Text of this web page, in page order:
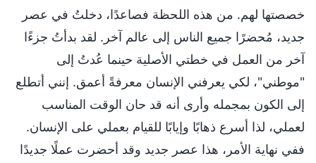
خصصتها لهم. من هذه اللحظة فصاعدًا، دخلتُ في عصر
جديد، مُحضرًا جميع الناس إلى عالم آخر. لقد بدأتُ جزءًا
آخر من العمل في خطتي الأصلية حينما عُدتُ إلى
"موطني"، لكي يعرفني الإنسان معرفةً أعمق. إنني أتطلع
إلى الكون بمجمله وأرى أنه قد حان الوقت المناسب
لعملي، لذا أسرع ذهابًا وإيابًا للقيام بعملي على الإنسان.
ففي نهاية الأمر، هذا عصر جديد وقد أحضرت عملًا جديدًا